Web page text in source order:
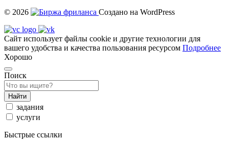
© 2026
Создано на WordPress
Сайт использует файлы cookie и другие технологии для
вашего удобства и качества пользования ресурсом Подробнее
Хорошо
Поиск
Найти
задания
услуги
Быстрые ссылки